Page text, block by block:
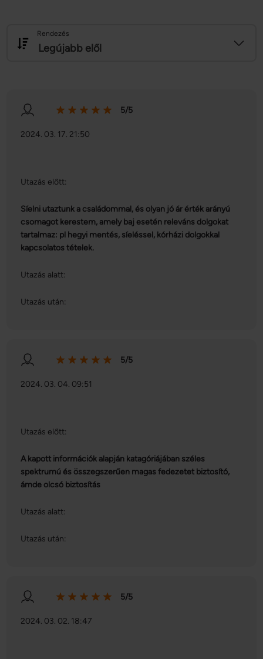
Legújabb elől
Rendezés
5/5
2024. 03. 17. 21:50
Utazás előtt:
Síelni utaztunk a családommal, és olyan jó ár érték arányú
csomagot kerestem, amely baj esetén releváns dolgokat
tartalmaz: pl hegyi mentés, síeléssel, kórházi dolgokkal
kapcsolatos tételek.
Utazás alatt:
Utazás után:
5/5
2024. 03. 04. 09:51
Utazás előtt:
A kapott információk alapján katagóriájában széles
spektrumú és összegszerűen magas fedezetet biztosító,
ámde olcsó biztosítás
Utazás alatt:
Utazás után:
5/5
2024. 03. 02. 18:47